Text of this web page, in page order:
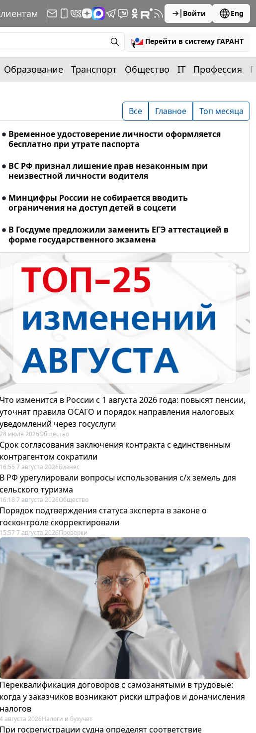
Войти Eng
Перейти в систему ГАРАНТ
Образование Транспорт Общество IT Профессия
Все Главное Топ месяца
Временное удостоверение личности оформляется
бесплатно при утрате паспорта
ВС РФ признал лишение прав незаконным при
неизвестной личности водителя
Минцифры России не собирается вводить
ограничения на доступ детей в соцсети
В Госдуме предложили заменить ЕГЭ аттестацией в
форме государственного экзамена
Что изменится в России с 1 августа 2026 года: повысят пенсии,
уточнят правила ОСАГО и порядок направления налоговых
уведомлений через госуслуги
28 июля 2026Общество
Срок согласования заключения контракта с единственным
контрагентом сократили
16:55 7 августа 2026Бизнес
В РФ урегулировали вопросы использования с/х земель для
сельского туризма
16:18 7 августа 2026Общество
Порядок подтверждения статуса эксперта в законе о
госконтроле скорректировали
15:57 7 августа 2026Проверки
Переквалификация договоров с самозанятыми в трудовые:
когда у заказчиков возникают риски штрафов и доначисления
налогов
4 августа 2026Налоги и бухучет
При госрегистрации судна определят соответствие